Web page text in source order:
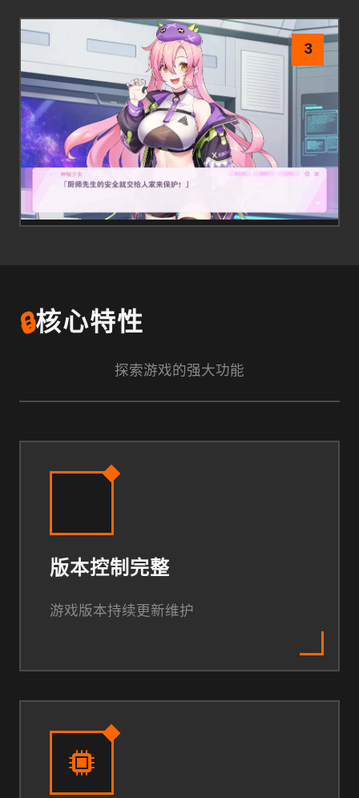
3
🔒核心特性
探索游戏的强大功能
版本控制完整
游戏版本持续更新维护